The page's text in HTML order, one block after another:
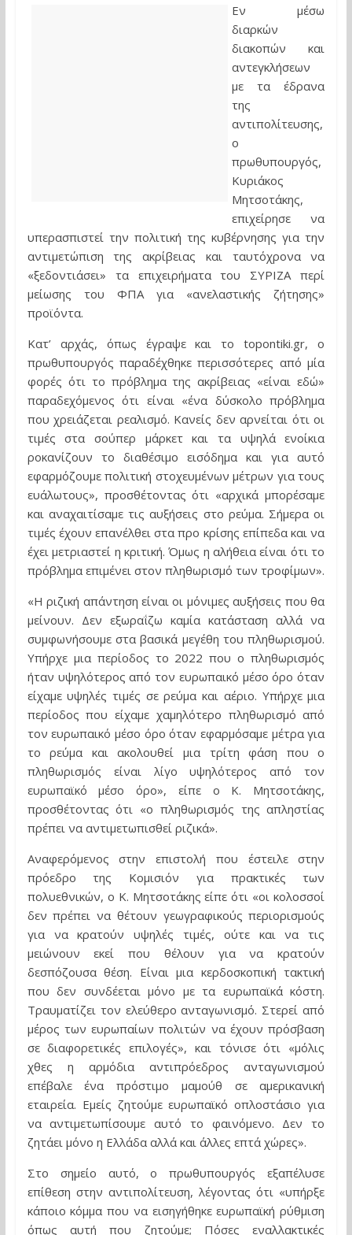
Εν μέσω
διαρκών
διακοπών και
αντεγκλήσεων
με τα έδρανα
της
αντιπολίτευσης,
ο
πρωθυπουργός,
Κυριάκος
Μητσοτάκης,
επιχείρησε να
υπερασπιστεί την πολιτική της κυβέρνησης για την
αντιμετώπιση της ακρίβειας και ταυτόχρονα να
«ξεδοντιάσει» τα επιχειρήματα του ΣΥΡΙΖΑ περί
μείωσης του ΦΠΑ για «ανελαστικής ζήτησης»
προϊόντα.
Κατ’ αρχάς, όπως έγραψε και το topontiki.gr, ο
πρωθυπουργός παραδέχθηκε περισσότερες από μία
φορές ότι το πρόβλημα της ακρίβειας «είναι εδώ»
παραδεχόμενος ότι είναι «ένα δύσκολο πρόβλημα
που χρειάζεται ρεαλισμό. Κανείς δεν αρνείται ότι οι
τιμές στα σούπερ μάρκετ και τα υψηλά ενοίκια
ροκανίζουν το διαθέσιμο εισόδημα και για αυτό
εφαρμόζουμε πολιτική στοχευμένων μέτρων για τους
ευάλωτους», προσθέτοντας ότι «αρχικά μπορέσαμε
και αναχαιτίσαμε τις αυξήσεις στο ρεύμα. Σήμερα οι
τιμές έχουν επανέλθει στα προ κρίσης επίπεδα και να
έχει μετριαστεί η κριτική. Όμως η αλήθεια είναι ότι το
πρόβλημα επιμένει στον πληθωρισμό των τροφίμων».
«Η ριζική απάντηση είναι οι μόνιμες αυξήσεις που θα
μείνουν. Δεν εξωραΐζω καμία κατάσταση αλλά να
συμφωνήσουμε στα βασικά μεγέθη του πληθωρισμού.
Υπήρχε μια περίοδος το 2022 που ο πληθωρισμός
ήταν υψηλότερος από τον ευρωπαικό μέσο όρο όταν
είχαμε υψηλές τιμές σε ρεύμα και αέριο. Υπήρχε μια
περίοδος που είχαμε χαμηλότερο πληθωρισμό από
τον ευρωπαικό μέσο όρο όταν εφαρμόσαμε μέτρα για
το ρεύμα και ακολουθεί μια τρίτη φάση που ο
πληθωρισμός είναι λίγο υψηλότερος από τον
ευρωπαϊκό μέσο όρο», είπε ο Κ. Μητσοτάκης,
προσθέτοντας ότι «ο πληθωρισμός της απληστίας
πρέπει να αντιμετωπισθεί ριζικά».
Αναφερόμενος στην επιστολή που έστειλε στην
πρόεδρο της Κομισιόν για πρακτικές των
πολυεθνικών, ο Κ. Μητσοτάκης είπε ότι «οι κολοσσοί
δεν πρέπει να θέτουν γεωγραφικούς περιορισμούς
για να κρατούν υψηλές τιμές, ούτε και να τις
μειώνουν εκεί που θέλουν για να κρατούν
δεσπόζουσα θέση. Είναι μια κερδοσκοπική τακτική
που δεν συνδέεται μόνο με τα ευρωπαϊκά κόστη.
Τραυματίζει τον ελεύθερο ανταγωνισμό. Στερεί από
μέρος των ευρωπαίων πολιτών να έχουν πρόσβαση
σε διαφορετικές επιλογές», και τόνισε ότι «μόλις
χθες η αρμόδια αντιπρόεδρος ανταγωνισμού
επέβαλε ένα πρόστιμο μαμούθ σε αμερικανική
εταιρεία. Εμείς ζητούμε ευρωπαϊκό οπλοστάσιο για
να αντιμετωπίσουμε αυτό το φαινόμενο. Δεν το
ζητάει μόνο η Ελλάδα αλλά και άλλες επτά χώρες».
Στο σημείο αυτό, ο πρωθυπουργός εξαπέλυσε
επίθεση στην αντιπολίτευση, λέγοντας ότι «υπήρξε
κάποιο κόμμα που να εισηγήθηκε ευρωπαϊκή ρύθμιση
όπως αυτή που ζητούμε; Πόσες εναλλακτικές